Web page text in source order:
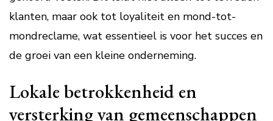
klanten, maar ook tot loyaliteit en mond-tot-
mondreclame, wat essentieel is voor het succes en
de groei van een kleine onderneming.
Lokale betrokkenheid en
versterking van gemeenschappen